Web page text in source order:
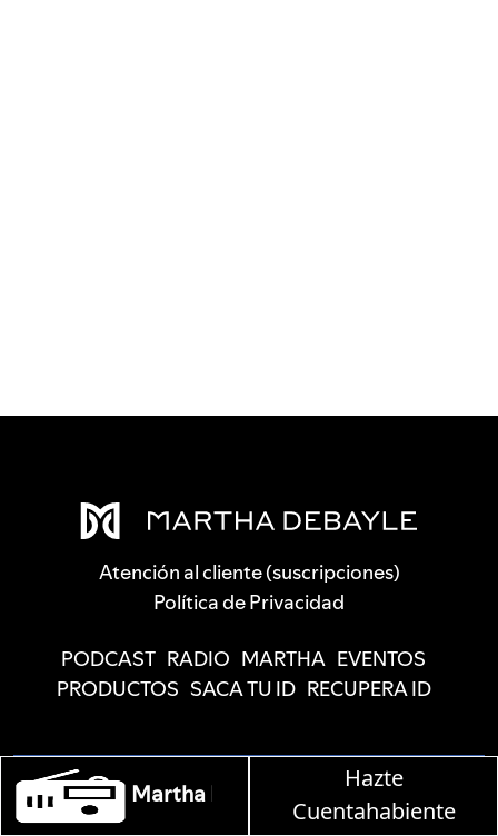
en W, lunes a viernes de 10 a 13 hrs.
Hazte
Cuentahabiente
Atención al cliente (suscripciones)
Política de Privacidad
PODCAST RADIO MARTHA EVENTOS
PRODUCTOS SACA TU ID RECUPERA ID